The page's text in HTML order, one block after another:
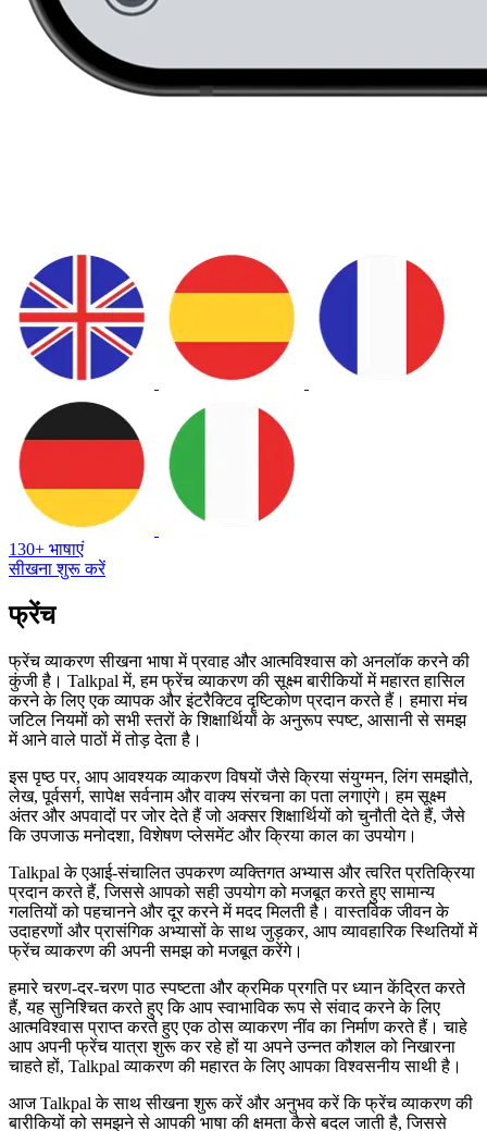
130+ भाषाएं
सीखना शुरू करें
फ्रेंच
फ्रेंच व्याकरण सीखना भाषा में प्रवाह और आत्मविश्वास को अनलॉक करने की
कुंजी है। Talkpal में, हम फ्रेंच व्याकरण की सूक्ष्म बारीकियों में महारत हासिल
करने के लिए एक व्यापक और इंटरैक्टिव दृष्टिकोण प्रदान करते हैं। हमारा मंच
जटिल नियमों को सभी स्तरों के शिक्षार्थियों के अनुरूप स्पष्ट, आसानी से समझ
में आने वाले पाठों में तोड़ देता है।
इस पृष्ठ पर, आप आवश्यक व्याकरण विषयों जैसे क्रिया संयुग्मन, लिंग समझौते,
लेख, पूर्वसर्ग, सापेक्ष सर्वनाम और वाक्य संरचना का पता लगाएंगे। हम सूक्ष्म
अंतर और अपवादों पर जोर देते हैं जो अक्सर शिक्षार्थियों को चुनौती देते हैं, जैसे
कि उपजाऊ मनोदशा, विशेषण प्लेसमेंट और क्रिया काल का उपयोग।
Talkpal के एआई-संचालित उपकरण व्यक्तिगत अभ्यास और त्वरित प्रतिक्रिया
प्रदान करते हैं, जिससे आपको सही उपयोग को मजबूत करते हुए सामान्य
गलतियों को पहचानने और दूर करने में मदद मिलती है। वास्तविक जीवन के
उदाहरणों और प्रासंगिक अभ्यासों के साथ जुड़कर, आप व्यावहारिक स्थितियों में
फ्रेंच व्याकरण की अपनी समझ को मजबूत करेंगे।
हमारे चरण-दर-चरण पाठ स्पष्टता और क्रमिक प्रगति पर ध्यान केंद्रित करते
हैं, यह सुनिश्चित करते हुए कि आप स्वाभाविक रूप से संवाद करने के लिए
आत्मविश्वास प्राप्त करते हुए एक ठोस व्याकरण नींव का निर्माण करते हैं। चाहे
आप अपनी फ्रेंच यात्रा शुरू कर रहे हों या अपने उन्नत कौशल को निखारना
चाहते हों, Talkpal व्याकरण की महारत के लिए आपका विश्वसनीय साथी है।
आज Talkpal के साथ सीखना शुरू करें और अनुभव करें कि फ्रेंच व्याकरण की
बारीकियों को समझने से आपकी भाषा की क्षमता कैसे बदल जाती है, जिससे